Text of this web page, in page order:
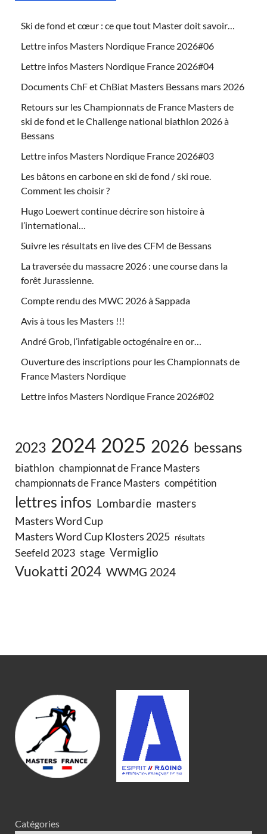
Ski de fond et cœur : ce que tout Master doit savoir…
Lettre infos Masters Nordique France 2026#06
Lettre infos Masters Nordique France 2026#04
Documents ChF et ChBiat Masters Bessans mars 2026
Retours sur les Championnats de France Masters de
ski de fond et le Challenge national biathlon 2026 à
Bessans
Lettre infos Masters Nordique France 2026#03
Les bâtons en carbone en ski de fond / ski roue.
Comment les choisir ?
Hugo Loewert continue décrire son histoire à
l’international…
Suivre les résultats en live des CFM de Bessans
La traversée du massacre 2026 : une course dans la
forêt Jurassienne.
Compte rendu des MWC 2026 à Sappada
Avis à tous les Masters !!!
André Grob, l’infatigable octogénaire en or…
Ouverture des inscriptions pour les Championnats de
France Masters Nordique
Lettre infos Masters Nordique France 2026#02
2023 2024 2025 2026 bessans
biathlon championnat de France Masters
championnats de France Masters compétition
lettres infos Lombardie masters
Masters Word Cup
Masters Word Cup Klosters 2025 résultats
Seefeld 2023 stage Vermiglio
Vuokatti 2024 WWMG 2024
Catégories